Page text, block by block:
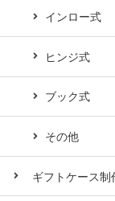
インロー式
ヒンジ式
ブック式
その他
ギフトケース制